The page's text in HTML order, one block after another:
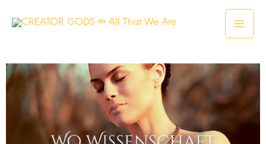
Inhalt
springen